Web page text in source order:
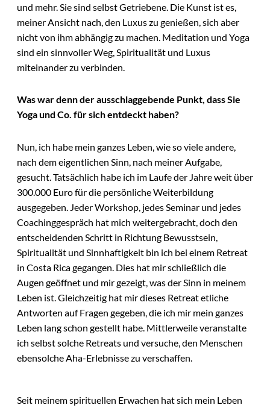
und mehr. Sie sind selbst Getriebene. Die Kunst ist es,
meiner Ansicht nach, den Luxus zu genießen, sich aber
nicht von ihm abhängig zu machen. Meditation und Yoga
sind ein sinnvoller Weg, Spiritualität und Luxus
miteinander zu verbinden.
Was war denn der ausschlaggebende Punkt, dass Sie
Yoga und Co. für sich entdeckt haben?
Nun, ich habe mein ganzes Leben, wie so viele andere,
nach dem eigentlichen Sinn, nach meiner Aufgabe,
gesucht. Tatsächlich habe ich im Laufe der Jahre weit über
300.000 Euro für die persönliche Weiterbildung
ausgegeben. Jeder Workshop, jedes Seminar und jedes
Coachinggespräch hat mich weitergebracht, doch den
entscheidenden Schritt in Richtung Bewusstsein,
Spiritualität und Sinnhaftigkeit bin ich bei einem Retreat
in Costa Rica gegangen. Dies hat mir schließlich die
Augen geöffnet und mir gezeigt, was der Sinn in meinem
Leben ist. Gleichzeitig hat mir dieses Retreat etliche
Antworten auf Fragen gegeben, die ich mir mein ganzes
Leben lang schon gestellt habe. Mittlerweile veranstalte
ich selbst solche Retreats und versuche, den Menschen
ebensolche Aha-Erlebnisse zu verschaffen.
Seit meinem spirituellen Erwachen hat sich mein Leben